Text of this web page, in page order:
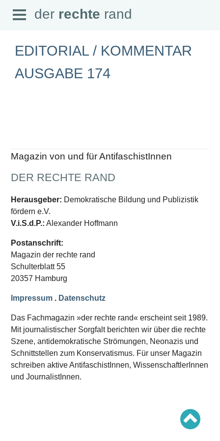
der rechte rand
Abonnement
Downloads
Datenschutz
SCHWERPUNKTE
Schwerpunkte Übersicht
Schwerpunkt AFD-Verbot
Schwerpunkt »Identitäre Bewegung«
Schwerpunkt »Reichsbürger«
Schwerpunkt NPD
Ausgaben Übersicht
Ausgabe 220
Ausgabe 219
Ausgabe 217
Ausgabe 216
Open
Menu
der rechte rand
EDITORIAL / KOMMENTAR
AUSGABE 174
Magazin von und für AntifaschistInnen
DER RECHTE RAND
Herausgeber: Demokratische Bildung und Publizistik
fördern e.V.
V.i.S.d.P.: Alexander Hoffmann
Postanschrift:
Magazin der rechte rand
Schulterblatt 55
20357 Hamburg
Impressum . Datenschutz
Das Fachmagazin »der rechte rand« erscheint seit 1989.
Mit journalistischer Sorgfalt berichten wir über die rechte
Szene, antidemokratische Strömungen, Neonazis und
Schnittstellen zum Konservatismus. Für unser Magazin
schreiben aktive AntifaschistInnen, WissenschaftlerInnen
und JournalistInnen.